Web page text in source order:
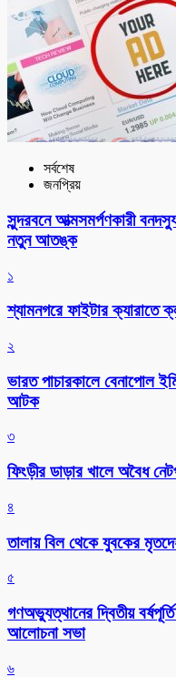
সর্বশেষ
জনপ্রিয়
সুন্দরবনে আত্মসমর্পণকারী
নতুন আতঙ্ক
১
শ্যামনগরে ফাইটার ক্যারাতে
২
ভারত পাচারকালে বেনাপোল
আটক
৩
ফিংড়ীর ডাড়ার খালে অবৈধ
৪
তালায় বিল থেকে যুবকের
৫
গণঅভ্যুত্থানের দ্বিতীয়
আলোচনা সভা
৬